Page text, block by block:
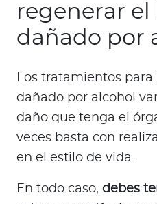
regenerar
dañado por
Los tratamientos
dañado por alcohol
daño que tenga el
veces basta con
en el estilo de vida.
En todo caso, debes